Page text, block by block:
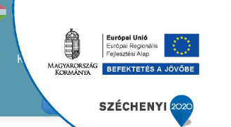
KAPCSOLAT
ALKOTÁS KFT/FACEBOOK